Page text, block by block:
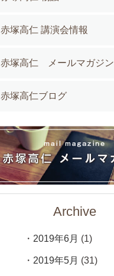
赤塚高仁 講演会情報
赤塚高仁 メールマガジン
赤塚高仁ブログ
Archive
2019年6月 (1)
2019年5月 (31)